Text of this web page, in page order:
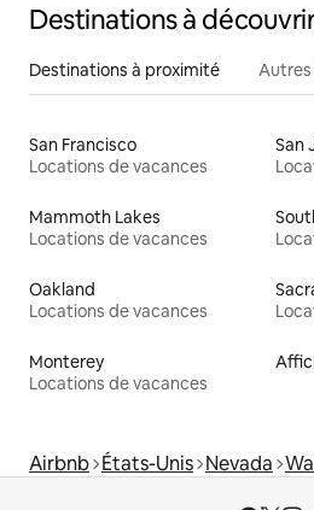
Destinations à
Destinations à proximité
San Francisco
Locations de vacances
San
Mammoth Lakes
Locations de vacances
Oakland
Locations de vacances
Monterey
Locations de vacances
Airbnb États-Unis Nevada